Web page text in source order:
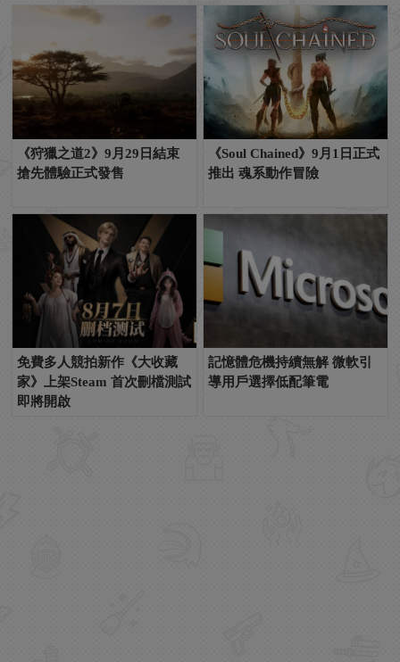
《狩獵之道2》9月29日結束
搶先體驗正式發售
《Soul Chained》9月1日正式
推出 魂系動作冒險
免費多人競拍新作《大收藏
家》上架Steam 首次刪檔測試
即將開啟
記憶體危機持續無解 微軟引
導用戶選擇低配筆電